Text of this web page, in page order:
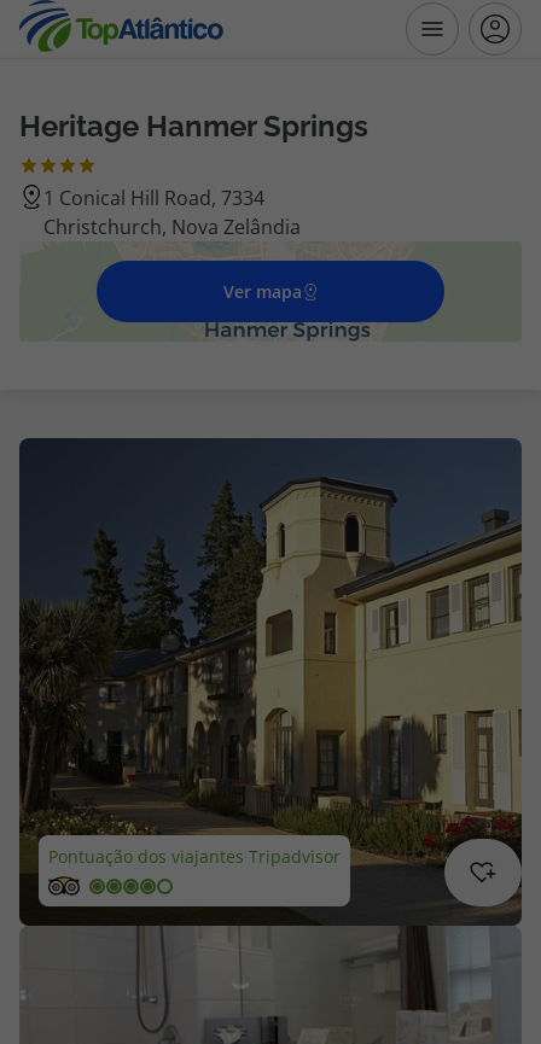
Destinos
Voos
Voos + Hotel
Cruzeiros
Promoções
Especialistas
Cheque Viagem
Rede de Lojas
Blog TopViagens
Área de Cliente
Heritage Hanmer Springs
1 Conical Hill Road, 7334
Christchurch, Nova Zelândia
Ver mapa
Pontuação dos viajantes Tripadvisor